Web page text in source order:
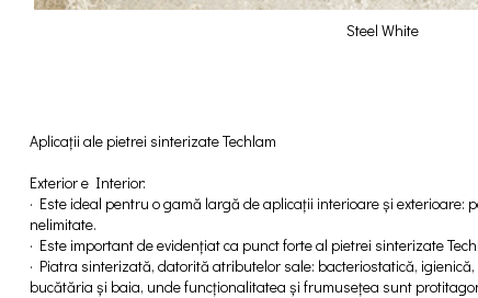
Steel White
Aplicații ale pietrei sinterizate Techlam
Exterior e Interior:
· Este ideal pentru o gamă largă de aplicații interioare și
nelimitate.
· Este important de evidențiat ca punct forte al pietrei sinterizate
· Piatra sinterizată, datorită atributelor sale: bacteriostatică,
bucătăria și baia, unde funcționalitatea și frumusețea sunt